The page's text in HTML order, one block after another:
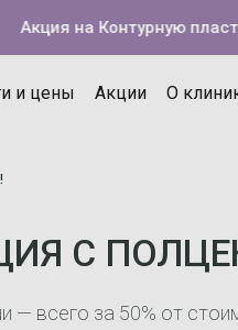
Акция на Контурную
и цены Акции О
С
— всего за 50% от